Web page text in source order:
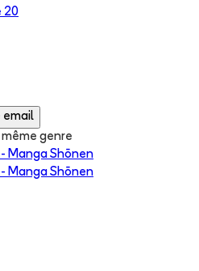
20
email
genre
Manga Shōnen
Manga Shōnen